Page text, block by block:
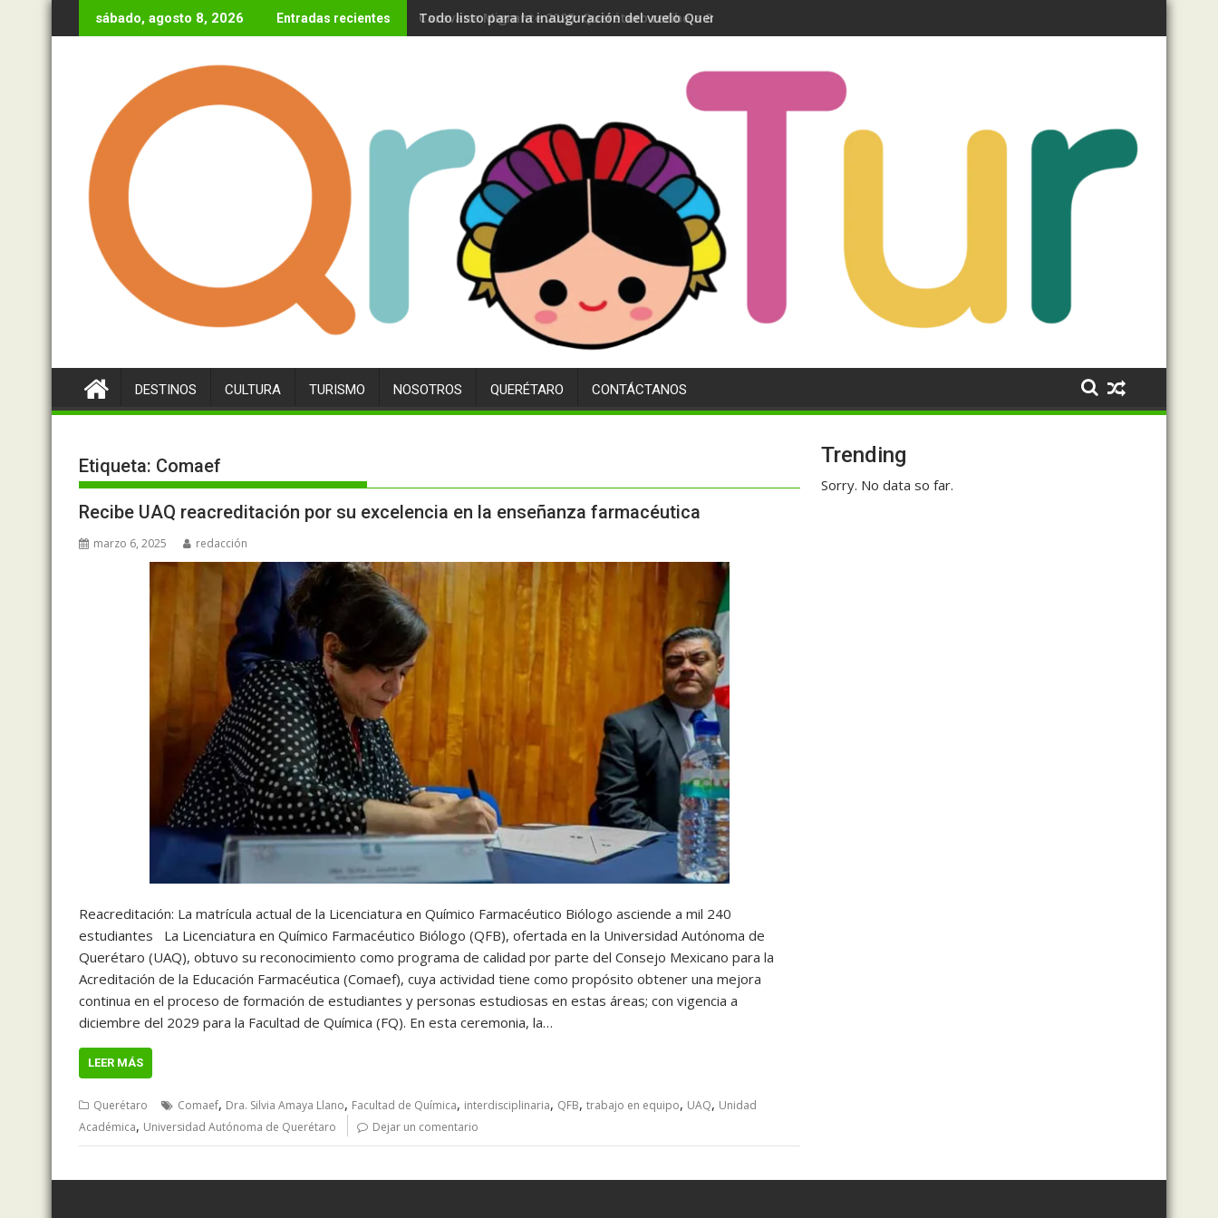
al
sábado, agosto 8, 2026 Entradas recientes Todo listo para la inauguración del vuelo Querétaro- Madrid
DESTINOS CULTURA TURISMO NOSOTROS QUERÉTARO CONTÁCTANOS
Etiqueta: Comaef
Recibe UAQ reacreditación por su excelencia en la enseñanza farmacéutica
marzo 6, 2025 redacción
Reacreditación: La matrícula actual de la Licenciatura en Químico Farmacéutico Biólogo asciende a mil 240
estudiantes La Licenciatura en Químico Farmacéutico Biólogo (QFB), ofertada en la Universidad Autónoma de
Querétaro (UAQ), obtuvo su reconocimiento como programa de calidad por parte del Consejo Mexicano para la
Acreditación de la Educación Farmacéutica (Comaef), cuya actividad tiene como propósito obtener una mejora
continua en el proceso de formación de estudiantes y personas estudiosas en estas áreas; con vigencia a
diciembre del 2029 para la Facultad de Química (FQ). En esta ceremonia, la…
LEER MÁS
Querétaro Comaef, Dra. Silvia Amaya Llano, Facultad de Química, interdisciplinaria, QFB, trabajo en equipo, UAQ, Unidad
Académica, Universidad Autónoma de Querétaro Dejar un comentario
Trending
Sorry. No data so far.